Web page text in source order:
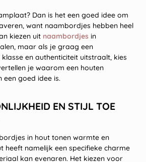
Dan is het een goed idee om
want naambordjes hebben heel
kiezen uit naambordjes in
maar als je graag een
en authenticiteit uitstraalt, kies
je waarom een houten
goed idee is.
EN STIJL TOE
in hout tonen warmte en
heeft namelijk een specifieke charme
kan evenaren. Het kiezen voor